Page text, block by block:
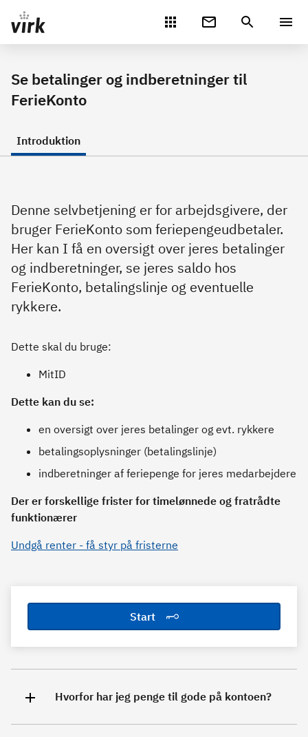
Gå direkte til indhold
Se betalinger og indberetninger til
FerieKonto
Introduktion
Denne selvbetjening er for arbejdsgivere, der
bruger FerieKonto som feriepengeudbetaler.
Her kan I få en oversigt over jeres betalinger
og indberetninger, se jeres saldo hos
FerieKonto, betalingslinje og eventuelle
rykkere.
Dette skal du bruge:
MitID
Dette kan du se:
en oversigt over jeres betalinger og evt. rykkere
betalingsoplysninger (betalingslinje)
indberetninger af feriepenge for jeres medarbejdere
Der er forskellige frister for timelønnede og fratrådte
funktionærer
Undgå renter - få styr på fristerne
Start
Hvorfor har jeg penge til gode på kontoen?